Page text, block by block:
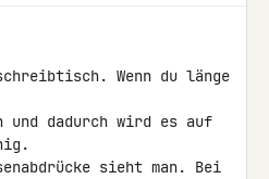
Wenn du länge
und dadurch wird es auf
sieht man. Bei